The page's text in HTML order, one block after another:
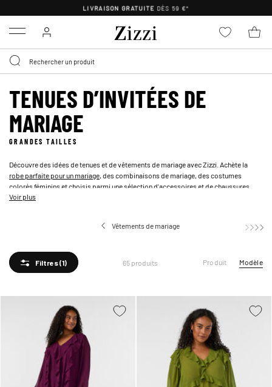
LIVRAISON GRATUITE DÈS 59 €*
Menu
TENUES D’INVITÉES DE
MARIAGE
GRANDES TAILLES
Découvre des idées de tenues et de vêtements de mariage avec Zizzi. Achète la
robe parfaite pour un mariage, des combinaisons de mariage, des costumes
colorés féminins et choisis parmi une sélection d'accessoires et de chaussures
pour compléter le look.
Voir plus
Vêtements de mariage
Filtres(1) 65 produits Produit Modèle